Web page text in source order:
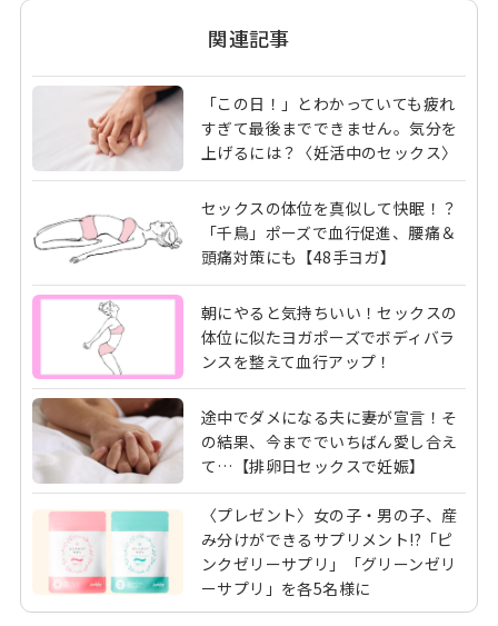
関連記事
「この日！」とわかっていても疲れ
すぎて最後までできません。気分を
上げるには？〈妊活中のセックス〉
セックスの体位を真似して快眠！？
「千鳥」ポーズで血行促進、腰痛＆
頭痛対策にも【48手ヨガ】
朝にやると気持ちいい！セックスの
体位に似たヨガポーズでボディバラ
ンスを整えて血行アップ！
途中でダメになる夫に妻が宣言！そ
の結果、今まででいちばん愛し合え
て…【排卵日セックスで妊娠】
〈プレゼント〉女の子・男の子、産
み分けができるサプリメント!?「ピ
ンクゼリーサプリ」「グリーンゼリ
ーサプリ」を各5名様に